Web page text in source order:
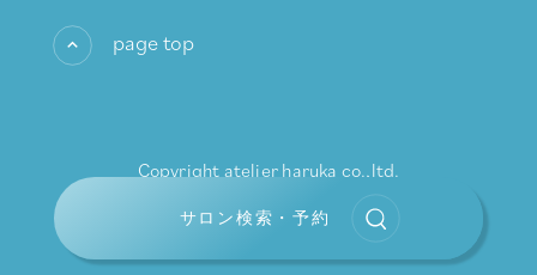
サロン検索・予約
page top
Copyright atelier haruka co.,ltd.